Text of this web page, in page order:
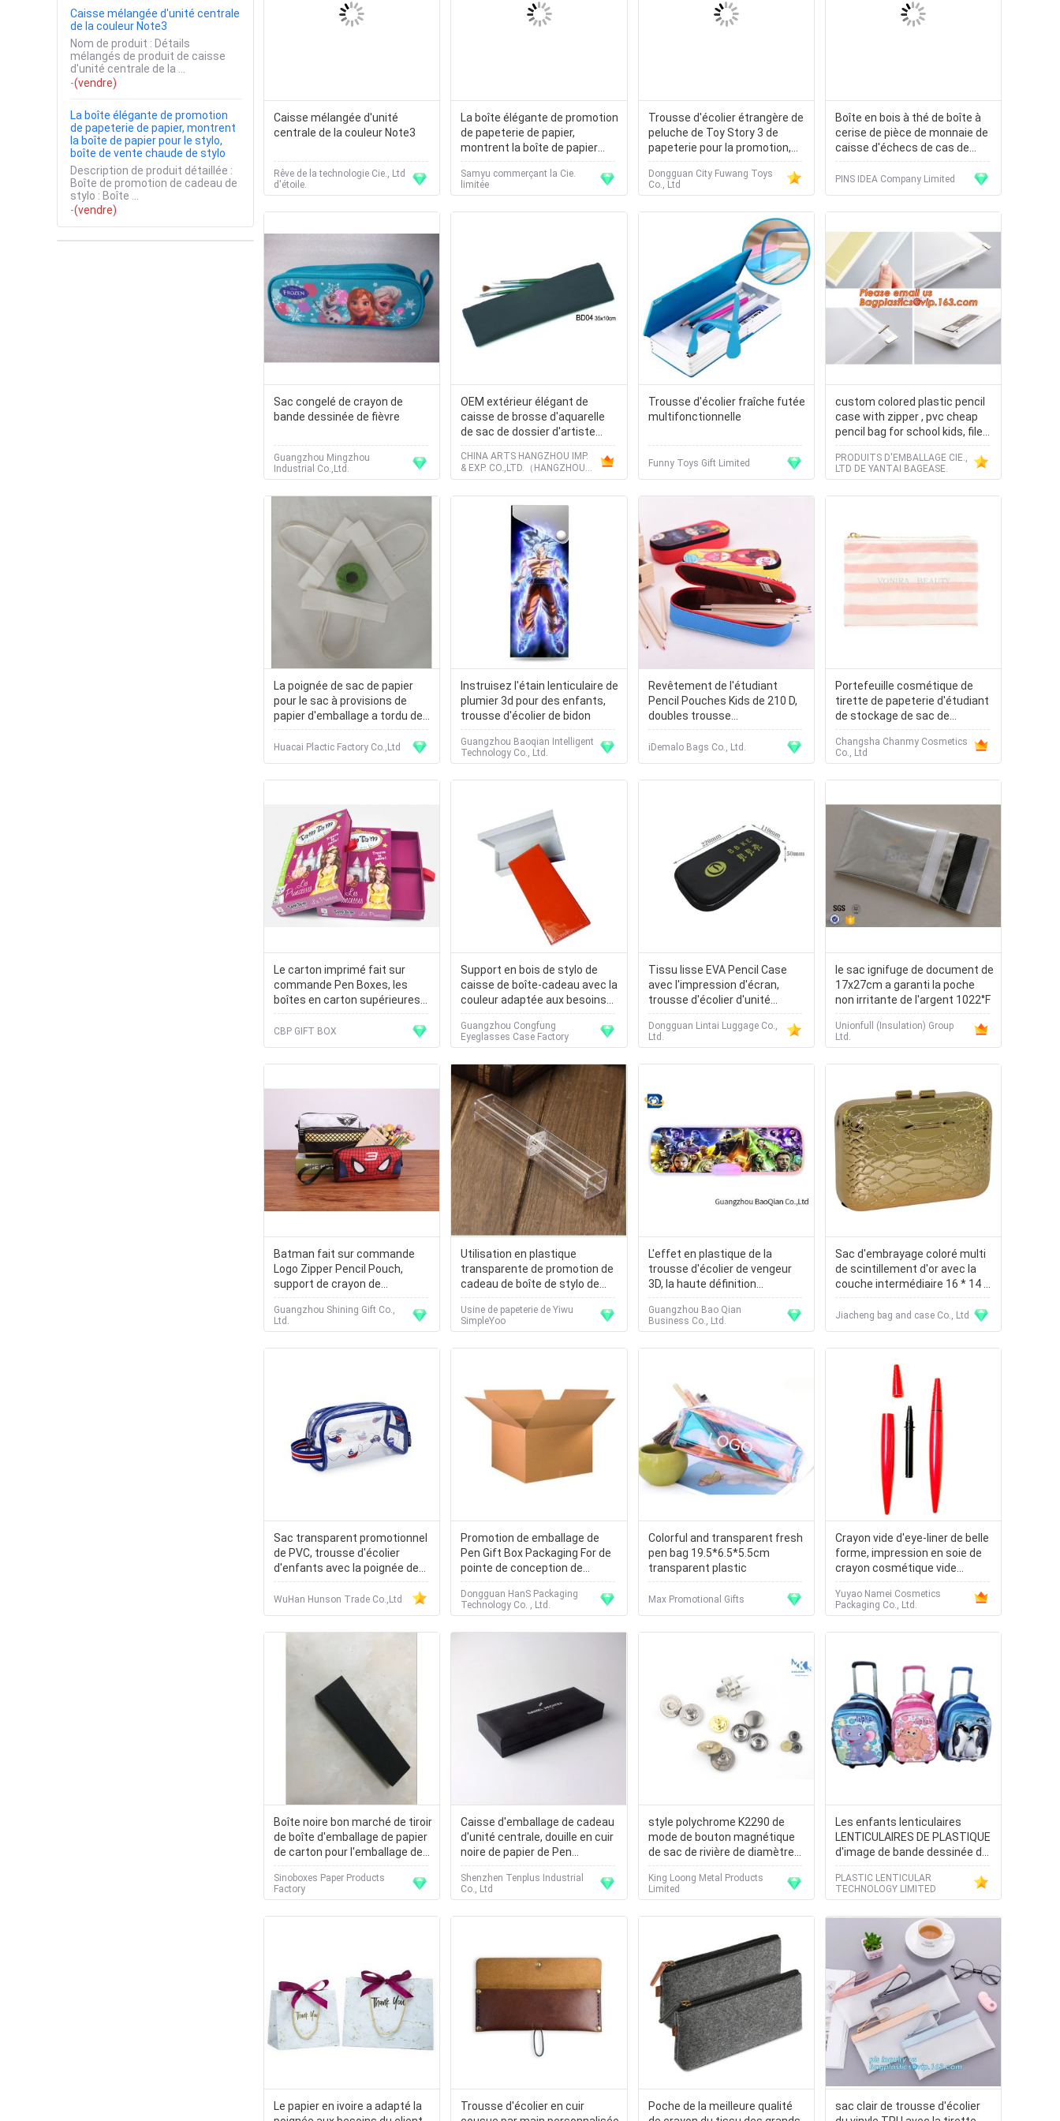
Caisse mélangée d'unité centrale
de la couleur Note3
Nom de produit : Détails
mélangés de produit de caisse
d'unité centrale de la ...
-(vendre)
La boîte élégante de promotion
de papeterie de papier, montrent
la boîte de papier pour le stylo,
boîte de vente chaude de stylo
Description de produit détaillée :
Boîte de promotion de cadeau de
stylo : Boîte ...
-(vendre)
Caisse mélangée d'unité
centrale de la couleur Note3
Rêve de la technologie Cie., Ltd
d'étoile.
La boîte élégante de promotion
de papeterie de papier,
montrent la boîte de papier
pour le stylo, boîte de vente
chaude de stylo
Samyu commerçant la Cie.
limitée
Trousse d'écolier étrangère de
peluche de Toy Story 3 de
papeterie pour la promotion,
bleue/jaune
Dongguan City Fuwang Toys
Co., Ltd
Boîte en bois à thé de boîte à
cerise de pièce de monnaie de
caisse d'échecs de cas de
caisse en bois en bois en bois
de stylo
PINS IDEA Company Limited
Sac congelé de crayon de
bande dessinée de fièvre
Guangzhou Mingzhou
Industrial Co.,Ltd.
OEM extérieur élégant de
caisse de brosse d'aquarelle
de sac de dossier d'artiste
disponible
CHINA ARTS HANGZHOU IMP.
& EXP. CO.,LTD.（HANGZHOU
JULIES INTERNATIONAL
Trousse d'écolier fraîche futée
multifonctionnelle
Funny Toys Gift Limited
custom colored plastic pencil
case with zipper , pvc cheap
pencil bag for school kids, file
bags
PRODUITS D'EMBALLAGE CIE.,
LTD DE YANTAI BAGEASE.
La poignée de sac de papier
pour le sac à provisions de
papier d'emballage a tordu des
poignées dans la couleur brune
blanche
Huacai Plactic Factory Co.,Ltd
Instruisez l'étain lenticulaire de
plumier 3d pour des enfants,
trousse d'écolier de bidon
Guangzhou Baoqian Intelligent
Technology Co., Ltd.
Revêtement de l'étudiant
Pencil Pouches Kids de 210 D,
doubles trousse
d'écolier/plumier dégrossis
iDemalo Bags Co., Ltd.
Portefeuille cosmétique de
tirette de papeterie d'étudiant
de stockage de sac de
maquillage de bourse de poche
de trousse d'écolier de rayure
Changsha Chanmy Cosmetics
Co., Ltd
Le carton imprimé fait sur
commande Pen Boxes, les
boîtes en carton supérieures
claires sentent non
CBP GIFT BOX
Support en bois de stylo de
caisse de boîte-cadeau avec la
couleur adaptée aux besoins
du client par matériel de cuir
d'unité centrale
Guangzhou Congfung
Eyeglasses Case Factory
Tissu lisse EVA Pencil Case
avec l'impression d'écran,
trousse d'écolier d'unité
centrale élégante
Dongguan Lintai Luggage Co.,
Ltd.
le sac ignifuge de document de
17x27cm a garanti la poche
non irritante de l'argent 1022°F
Unionfull (Insulation) Group
Ltd.
Batman fait sur commande
Logo Zipper Pencil Pouch,
support de crayon de
maquillage de cadeau de
voyage de toile
Guangzhou Shining Gift Co.,
Ltd.
Utilisation en plastique
transparente de promotion de
cadeau de boîte de stylo de
PVC des plus bas prix
Usine de papeterie de Yiwu
SimpleYoo
L'effet en plastique de la
trousse d'écolier de vengeur
3D, la haute définition
lenticulaire d'impression
d'image
Guangzhou Bao Qian
Business Co., Ltd.
Sac d'embrayage coloré multi
de scintillement d'or avec la
couche intermédiaire 16 * 14 *
9cm
Jiacheng bag and case Co., Ltd
Sac transparent promotionnel
de PVC, trousse d'écolier
d'enfants avec la poignée de
rayure de sangle de pp
WuHan Hunson Trade Co.,Ltd
Promotion de emballage de
Pen Gift Box Packaging For de
pointe de conception de
marbre de Grey Board Paper
Custom Print
Dongguan HanS Packaging
Technology Co. , Ltd.
Colorful and transparent fresh
pen bag 19.5*6.5*5.5cm
transparent plastic
Max Promotional Gifts
Crayon vide d'eye-liner de belle
forme, impression en soie de
crayon cosmétique vide
imperméable
Yuyao Namei Cosmetics
Packaging Co., Ltd.
Boîte noire bon marché de tiroir
de boîte d'emballage de papier
de carton pour l'emballage de
stylo
Sinoboxes Paper Products
Factory
Caisse d'emballage de cadeau
d'unité centrale, douille en cuir
noire de papier de Pen
Packaging Box With White
Shenzhen Tenplus Industrial
Co., Ltd
style polychrome K2290 de
mode de bouton magnétique
de sac de rivière de diamètre
de 14 18mm
King Loong Metal Products
Limited
Les enfants lenticulaires
LENTICULAIRES DE PLASTIQUE
d'image de bande dessinée de
couverture de sac d'école de
l'ANIMAL FAMILIER 3D
favorisent la papeterie
PLASTIC LENTICULAR
TECHNOLOGY LIMITED
Le papier en ivoire a adapté la
Trousse d'écolier en cuir
Poche de la meilleure qualité
sac clair de trousse d'écolier